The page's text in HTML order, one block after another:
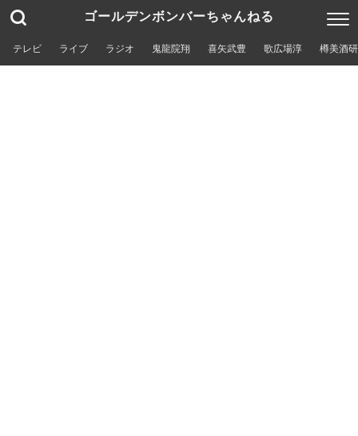
ゴールデンボンバーちゃんねる
テレビ ライブ ラジオ 鬼龍院翔 喜矢武豊 歌広場淳 樽美酒